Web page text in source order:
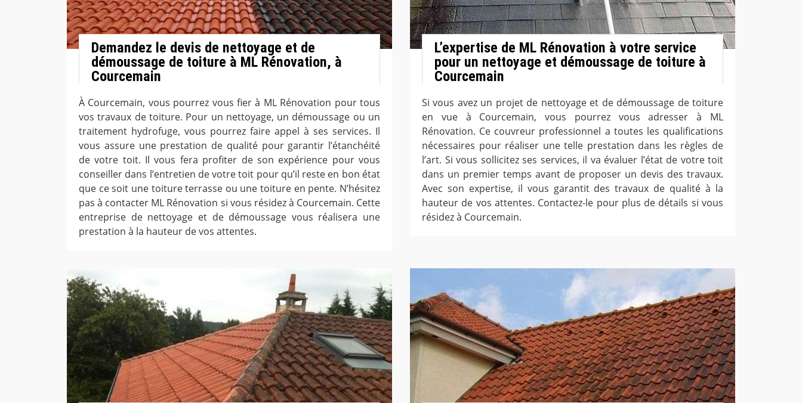
Demandez le devis de nettoyage et de
démoussage de toiture à ML Rénovation, à
Courcemain
À Courcemain, vous pourrez vous fier à ML Rénovation pour tous
vos travaux de toiture. Pour un nettoyage, un démoussage ou un
traitement hydrofuge, vous pourrez faire appel à ses services. Il
vous assure une prestation de qualité pour garantir l’étanchéité
de votre toit. Il vous fera profiter de son expérience pour vous
conseiller dans l’entretien de votre toit pour qu’il reste en bon état
que ce soit une toiture terrasse ou une toiture en pente. N’hésitez
pas à contacter ML Rénovation si vous résidez à Courcemain. Cette
entreprise de nettoyage et de démoussage vous réalisera une
prestation à la hauteur de vos attentes.
L’expertise de ML Rénovation à votre service
pour un nettoyage et démoussage de toiture à
Courcemain
Si vous avez un projet de nettoyage et de démoussage de toiture
en vue à Courcemain, vous pourrez vous adresser à ML
Rénovation. Ce couvreur professionnel a toutes les qualifications
nécessaires pour réaliser une telle prestation dans les règles de
l’art. Si vous sollicitez ses services, il va évaluer l’état de votre toit
dans un premier temps avant de proposer un devis des travaux.
Avec son expertise, il vous garantit des travaux de qualité à la
hauteur de vos attentes. Contactez-le pour plus de détails si vous
résidez à Courcemain.